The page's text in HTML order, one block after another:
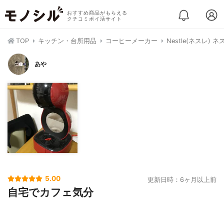
おすすめ商品がもらえる
クチコミポイ活サイト
TOP キッチン・台所用品 コーヒーメーカー Nestle(ネスレ) ネ
あや
5.00 更新日時：6ヶ月以上前
自宅でカフェ気分